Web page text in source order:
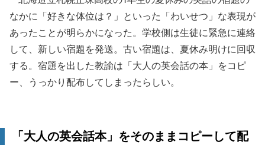
なかに「好きな体位は？」といった「わいせつ」な表現が
あったことが明らかになった。学校側は生徒に緊急に連絡
して、新しい宿題を発送。古い宿題は、夏休み明けに回収
する。宿題を出した教諭は「大人の英会話の本」をコピ
ー、うっかり配布してしまったらしい。
「大人の英会話本」をそのままコピーして配